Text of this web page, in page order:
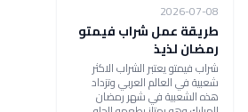
2026-07-08
طريقة عمل شراب فيمتو
رمضان لذيذ
شراب فيمتو يعتبر الشراب الاكثر
شعبية في العالم العربي وتزداد
هذه الشعبية في شهر رمضان